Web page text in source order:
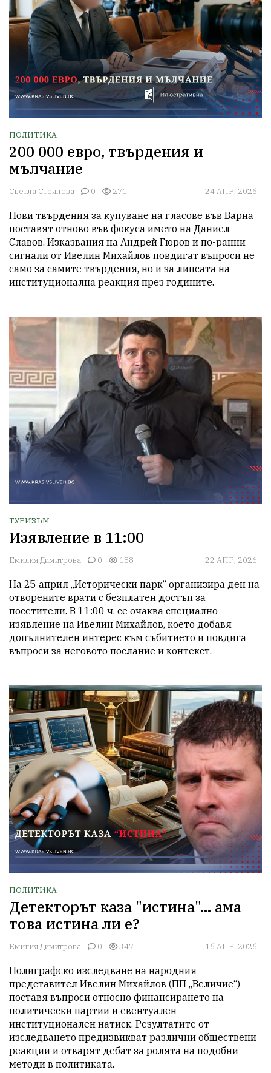
ПОЛИТИКА
200 000 евро, твърдения и
мълчание
Светла Стоянова 0 271 24 АПР, 2026
Нови твърдения за купуване на гласове във Варна
поставят отново във фокуса името на Даниел
Славов. Изказвания на Андрей Гюров и по-ранни
сигнали от Ивелин Михайлов повдигат въпроси не
само за самите твърдения, но и за липсата на
институционална реакция през годините.
ТУРИЗЪМ
Изявление в 11:00
Емилия Димитрова 0 188 22 АПР, 2026
На 25 април „Исторически парк“ организира ден на
отворените врати с безплатен достъп за
посетители. В 11:00 ч. се очаква специално
изявление на Ивелин Михайлов, което добавя
допълнителен интерес към събитието и повдига
въпроси за неговото послание и контекст.
ПОЛИТИКА
Детекторът каза "истина"... ама
това истина ли е?
Емилия Димитрова 0 347 16 АПР, 2026
Полиграфско изследване на народния
представител Ивелин Михайлов (ПП „Величие“)
поставя въпроси относно финансирането на
политически партии и евентуален
институционален натиск. Резултатите от
изследването предизвикват различни обществени
реакции и отварят дебат за ролята на подобни
методи в политиката.